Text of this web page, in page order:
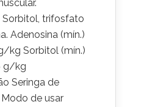
Sorbitol, trifosfato
Adenosina (mín.)
g/kg Sorbitol (mín.)
g/kg
Seringa de
de usar